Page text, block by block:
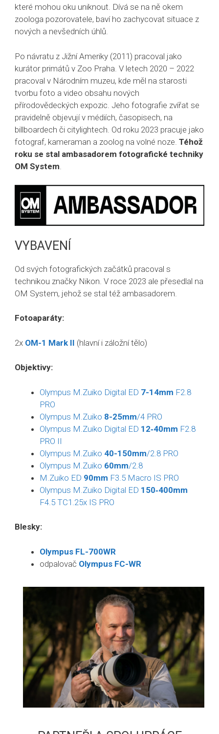
které mohou oku uniknout. Dívá se na ně okem
zoologa pozorovatele, baví ho zachycovat situace z
nových a nevšedních úhlů.
Po návratu z Jižní Ameriky (2011) pracoval jako
kurátor primátů v Zoo Praha. V letech 2020 – 2022
pracoval v Národním muzeu, kde měl na starosti
tvorbu foto a video obsahu nových
přírodovědeckých expozic. Jeho fotografie zvířat se
pravidelně objevují v médiích, časopisech, na
billboardech či citylightech. Od roku 2023 pracuje jako
fotograf, kameraman a zoolog na volné noze. Téhož
roku se stal ambasadorem fotografické techniky
OM System
VYBAVENÍ
Od svých fotografických začátků pracoval s
technikou značky Nikon. V roce 2023 ale přesedlal na
OM System, jehož se stal též ambasadorem.
Fotoaparáty:
2x OM-1 Mark II (hlavní i záložní tělo)
Objektivy:
Olympus M.Zuiko Digital ED 7-14mm F2.8
PRO
Olympus M.Zuiko 8-25mm/4 PRO
Olympus M.Zuiko Digital ED 12‑40mm F2.8
PRO II
Olympus M.Zuiko 40-150mm/2.8 PRO
Olympus M.Zuiko 60mm/2.8
M.Zuiko ED 90mm F3.5 Macro IS PRO
Olympus M.Zuiko Digital ED 150‑400mm
F4.5 TC1.25x IS PRO
Blesky:
Olympus FL-700WR
odpalovač Olympus FC-WR